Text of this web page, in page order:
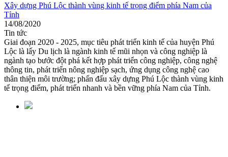
Xây dựng Phú Lộc thành vùng kinh tế trọng điểm phía Nam của
Tỉnh
14/08/2020
Tin tức
Giai đoạn 2020 - 2025, mục tiêu phát triển kinh tế của huyện Phú
Lộc là lấy Du lịch là ngành kinh tế mũi nhọn và công nghiệp là
ngành tạo bước đột phá kết hợp phát triển công nghiệp, công nghệ
thông tin, phát triển nông nghiệp sạch, ứng dụng công nghệ cao
thân thiện môi trường; phấn đấu xây dựng Phú Lộc thành vùng kinh
tế trọng điểm, phát triển nhanh và bền vững phía Nam của Tỉnh.